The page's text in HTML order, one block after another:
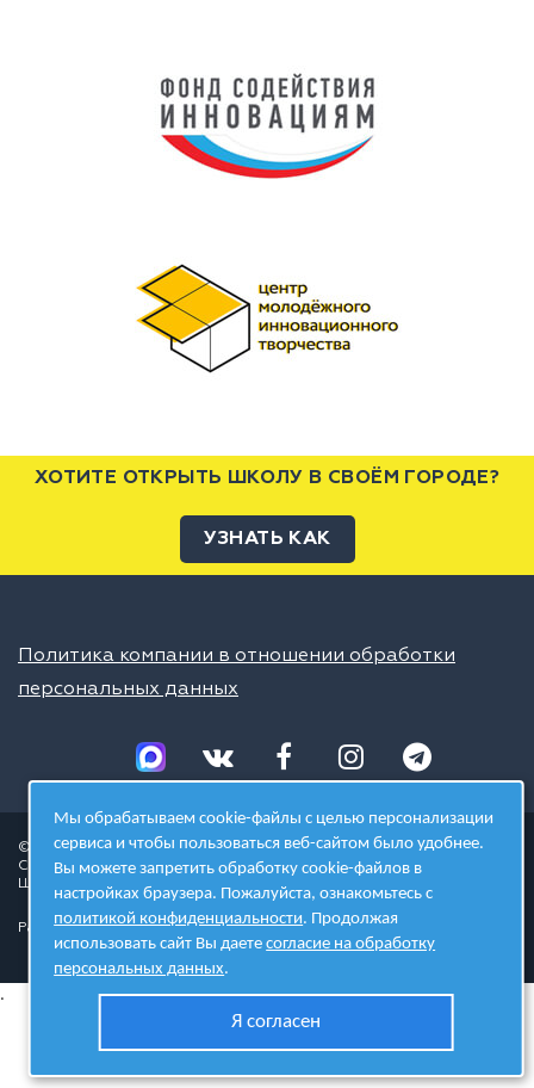
ХОТИТЕ ОТКРЫТЬ ШКОЛУ В СВОЁМ ГОРОДЕ?
УЗНАТЬ КАК
Политика компании в отношении обработки
персональных данных
© 2026 ШЦТ
Сеть центров молодёжного инновационного творчества
Школа цифровых технологий
Разработано в студии
.
Мы обрабатываем cookie-файлы с целью персонализации
сервиса и чтобы пользоваться веб-сайтом было удобнее.
Вы можете запретить обработку cookie-файлов в
настройках браузера. Пожалуйста, ознакомьтесь с
политикой конфиденциальности. Продолжая
использовать сайт Вы даетесогласие на обработку
персональных данных.
Я согласен